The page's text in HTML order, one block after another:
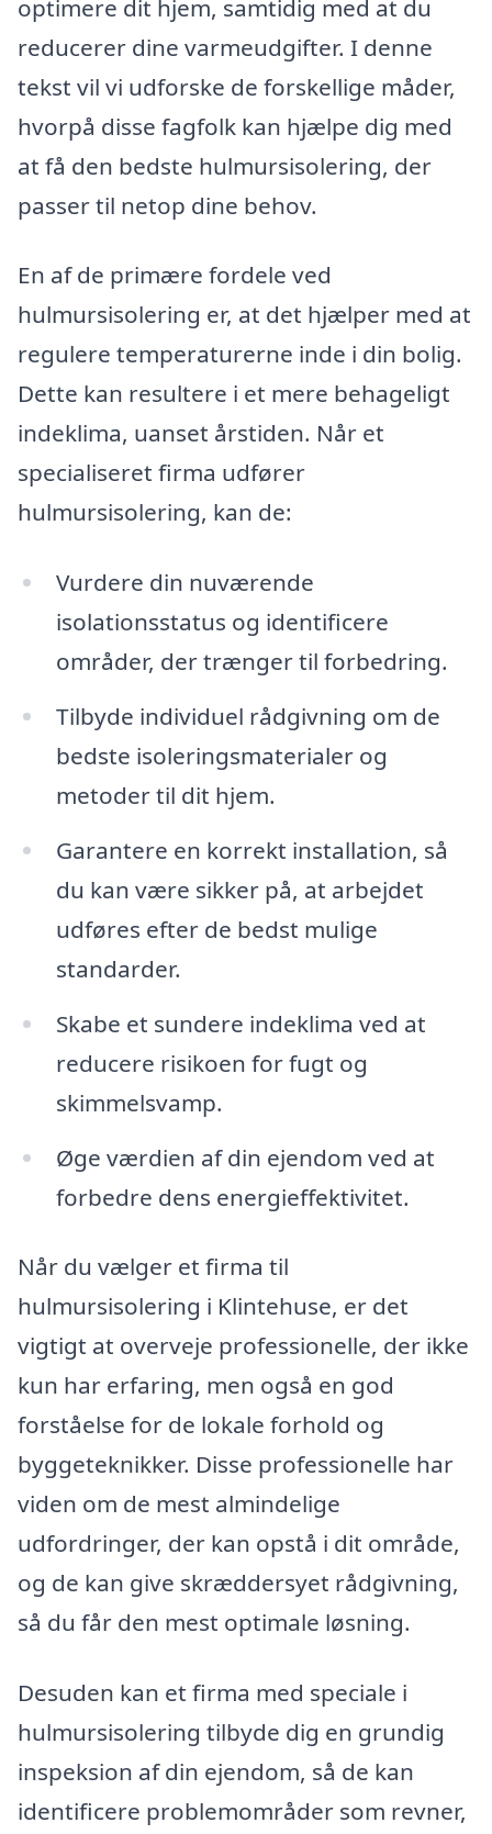
optimere dit hjem, samtidig med at du
reducerer dine varmeudgifter. I denne
tekst vil vi udforske de forskellige måder,
hvorpå disse fagfolk kan hjælpe dig med
at få den bedste hulmursisolering, der
passer til netop dine behov.
En af de primære fordele ved
hulmursisolering er, at det hjælper med at
regulere temperaturerne inde i din bolig.
Dette kan resultere i et mere behageligt
indeklima, uanset årstiden. Når et
specialiseret firma udfører
hulmursisolering, kan de:
Vurdere din nuværende
isolationsstatus og identificere
områder, der trænger til forbedring.
Tilbyde individuel rådgivning om de
bedste isoleringsmaterialer og
metoder til dit hjem.
Garantere en korrekt installation, så
du kan være sikker på, at arbejdet
udføres efter de bedst mulige
standarder.
Skabe et sundere indeklima ved at
reducere risikoen for fugt og
skimmelsvamp.
Øge værdien af din ejendom ved at
forbedre dens energieffektivitet.
Når du vælger et firma til
hulmursisolering i Klintehuse, er det
vigtigt at overveje professionelle, der ikke
kun har erfaring, men også en god
forståelse for de lokale forhold og
byggeteknikker. Disse professionelle har
viden om de mest almindelige
udfordringer, der kan opstå i dit område,
og de kan give skræddersyet rådgivning,
så du får den mest optimale løsning.
Desuden kan et firma med speciale i
hulmursisolering tilbyde dig en grundig
inspeksion af din ejendom, så de kan
identificere problemområder som revner,